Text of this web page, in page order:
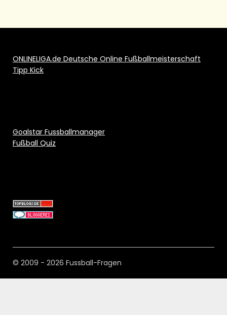
ONLINELIGA.de Deutsche Online Fußballmeisterschaft
Tipp Kick
Goalstar Fussballmanager
Fußball Quiz
© 2009 - 2026 Fussball-Fragen